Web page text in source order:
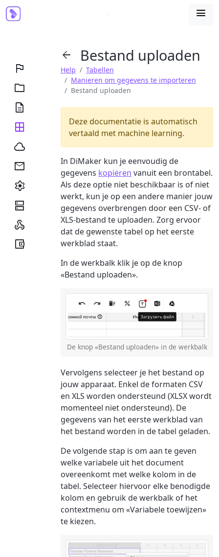











 Bestand uploaden
Help
Tabellen
Manieren om gegevens te importeren
Bestand uploaden
Deze documentatie is automatisch
vertaald met machine learning.
In DiMaker kun je eenvoudig de
gegevens kopiëren vanuit een brontabel.
Als deze optie niet beschikbaar is of niet
werkt, kun je op een andere manier jouw
gegevens overbrengen door een CSV- of
XLS-bestand te uploaden. Zorg ervoor
dat de gewenste tabel op het eerste
werkblad staat.
In de werkbalk klik je op de knop
«Bestand uploaden».
De knop «Bestand uploaden» in de werkbalk
Vervolgens selecteer je het bestand op
jouw apparaat. Enkel de formaten CSV
en XLS worden ondersteund (XLSX wordt
momenteel niet ondersteund). De
gegevens van het eerste werkblad van
het bestand worden in de tabel geladen.
De volgende stap is om aan te geven
welke variabele uit het document
overeenkomt met welke kolom in de
tabel. Selecteer hiervoor elke benodigde
kolom en gebruik de werkbalk of het
contextmenu om «Variabele toewijzen»
te kiezen.